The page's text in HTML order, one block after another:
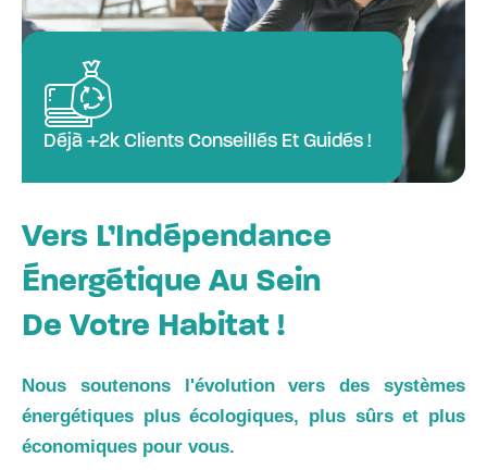
Vers L’Indépendance
Énergétique Au Sein
De Votre Habitat !
Nous soutenons l'évolution vers des systèmes
énergétiques plus écologiques, plus sûrs et plus
économiques pour vous.
Déjà +2k Clients Conseillés Et Guidés !